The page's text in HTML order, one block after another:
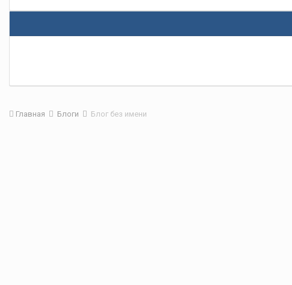
Главная Блоги Блог без имени